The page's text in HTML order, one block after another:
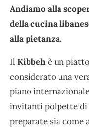
Andiamo alla
della cucina
alla pietanza.
Il Kibbehè un
considerato una
piano
invitanti polpette di
preparate sia come